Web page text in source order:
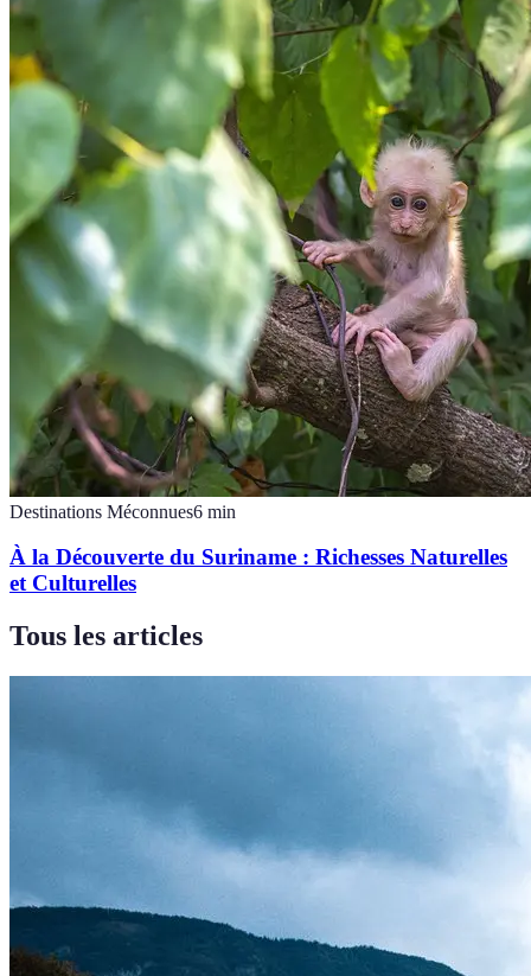
Destinations Méconnues6 min
À la Découverte du Suriname : Richesses Naturelles
et Culturelles
Tous les articles